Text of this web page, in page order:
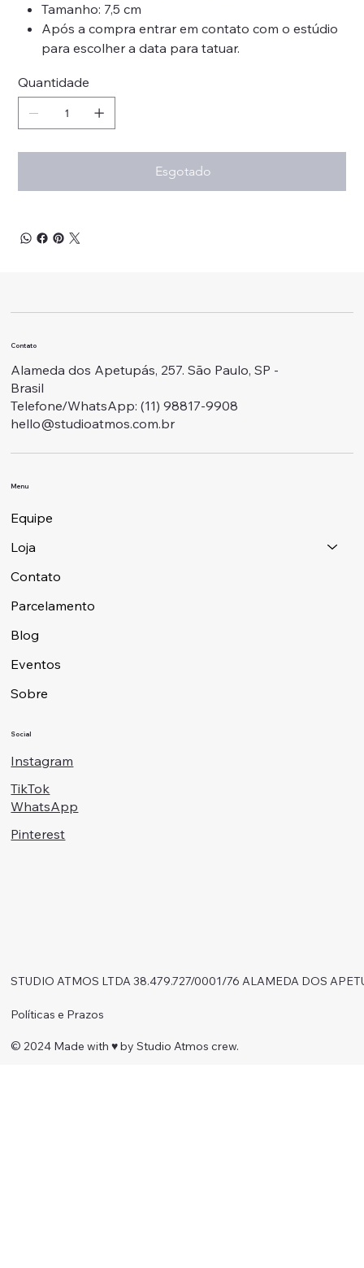
Tamanho: 7,5 cm
Após a compra entrar em contato com o estúdio
para escolher a data para tatuar.
Quantidade
Esgotado
Contato
Alameda dos Apetupás, 257. São Paulo, SP -
Brasil
Telefone/WhatsApp: ‭(11) 98817-9908
hello@studioatmos.com.br
Menu
Equipe
Loja
Contato
Parcelamento
Blog
Eventos
Sobre
Social
Instagram
TikTok
WhatsApp
Pinterest
STUDIO ATMOS LTDA 38.479.727/0001/76 ALAMEDA DOS
Políticas e Prazos
© 2024 Made with ♥︎ by Studio Atmos crew.